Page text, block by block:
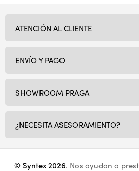
SHOWROOM PRAGA
¿NECESITA ASESORAMIENTO?
ATENCIÓN AL CLIENTE
ENVÍO Y PAGO
© Syntex 2026. Nos ayudan a